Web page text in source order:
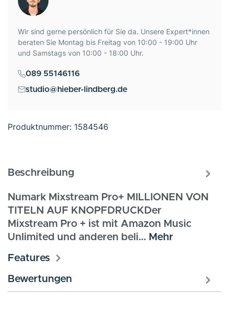
Produktnummer: 1584546
Wir sind gerne persönlich für Sie da. Unsere Expert*innen
beraten Sie Montag bis Freitag von 10:00 - 19:00 Uhr
und Samstags von 10:00 - 18:00 Uhr.
089 55146116
studio@hieber-lindberg.de
Beschreibung
Numark Mixstream Pro+ MILLIONEN VON
TITELN AUF KNOPFDRUCKDer
Mixstream Pro + ist mit Amazon Music
Unlimited und anderen beli… Mehr
Features
Bewertungen